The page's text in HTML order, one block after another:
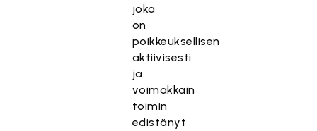
joka
on
poikkeuksellisen
aktiivisesti
ja
voimakkain
toimin
edistänyt